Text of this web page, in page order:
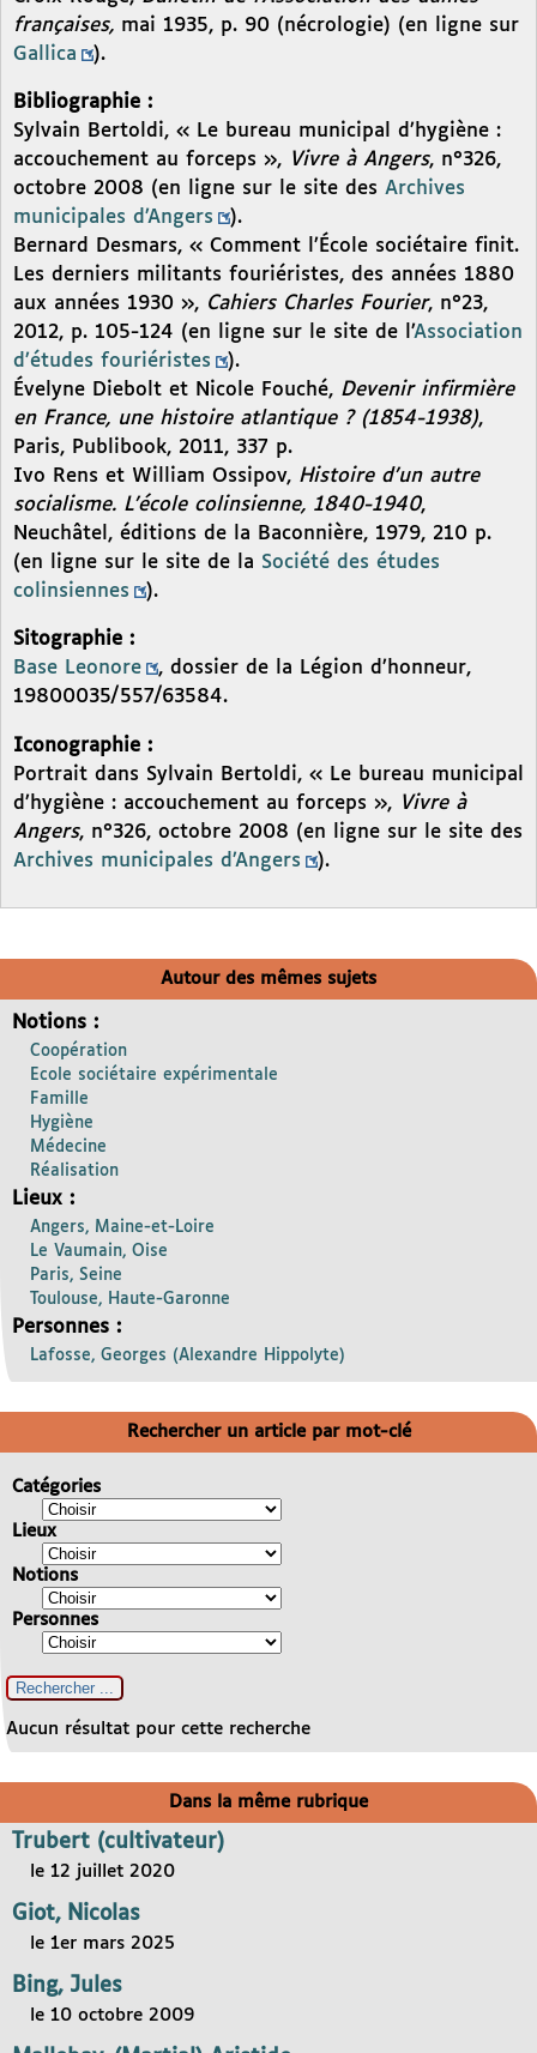
françaises, mai 1935, p. 90 (nécrologie) (en ligne sur
Gallica
).
Bibliographie :
Sylvain Bertoldi, « Le bureau municipal d’hygiène :
accouchement au forceps », Vivre à Angers, n°326,
octobre 2008 (en ligne sur le site des Archives
municipales d’Angers
).
Bernard Desmars, « Comment l’École sociétaire finit.
Les derniers militants fouriéristes, des années 1880
aux années 1930 », Cahiers Charles Fourier, n°23,
2012, p. 105-124 (en ligne sur le site de l’Association
d’études fouriéristes
).
Évelyne Diebolt et Nicole Fouché, Devenir infirmière
en France, une histoire atlantique ? (1854-1938),
Paris, Publibook, 2011, 337 p.
Ivo Rens et William Ossipov, Histoire d’un autre
socialisme. L’école colinsienne, 1840-1940,
Neuchâtel, éditions de la Baconnière, 1979, 210 p.
(en ligne sur le site de la Société des études
colinsiennes
).
Sitographie :
Base Leonore
, dossier de la Légion d’honneur,
19800035/557/63584.
Iconographie :
Portrait dans Sylvain Bertoldi, « Le bureau municipal
d’hygiène : accouchement au forceps », Vivre à
Angers, n°326, octobre 2008 (en ligne sur le site des
Archives municipales d’Angers
).
Autour des mêmes sujets
Notions :
Coopération
Ecole sociétaire expérimentale
Famille
Hygiène
Médecine
Réalisation
Lieux :
Angers, Maine-et-Loire
Le Vaumain, Oise
Paris, Seine
Toulouse, Haute-Garonne
Personnes :
Lafosse, Georges (Alexandre Hippolyte)
Rechercher un article par mot-clé
Catégories
Lieux
Notions
Personnes
Aucun résultat pour cette recherche
Dans la même rubrique
Trubert (cultivateur)
le 12 juillet 2020
Giot, Nicolas
le 1er mars 2025
Bing, Jules
le 10 octobre 2009